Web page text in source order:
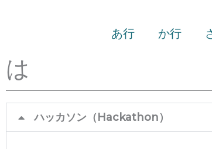
あ行 か行
は
ハッカソン（Hackathon）